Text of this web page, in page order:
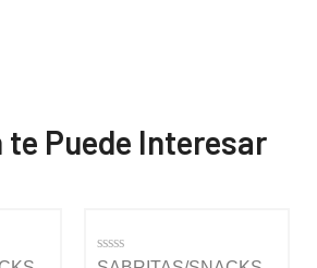
te Puede Interesar
Rated